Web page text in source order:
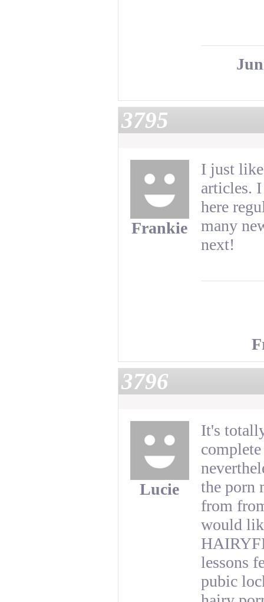
3795
Frankie
I just
articles.
here
many
next!
3796
Lucie
It's
the porn
from
would
lessons
pubic